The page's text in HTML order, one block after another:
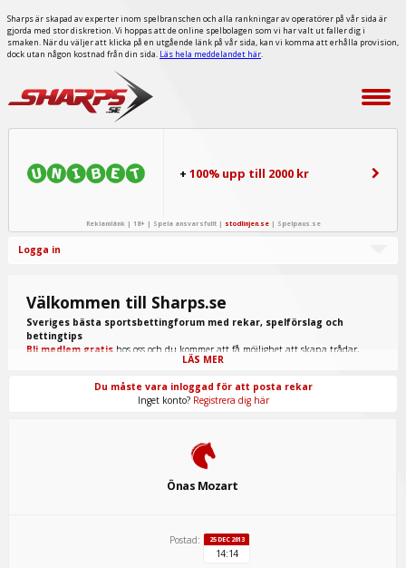
Sharps är skapad av experter inom spelbranschen och alla rankningar av operatörer på vår sida är
gjorda med stor diskretion. Vi hoppas att de online spelbolagen som vi har valt ut faller dig i
smaken. När du väljer att klicka på en utgående länk på vår sida, kan vi komma att erhålla provision,
dock utan någon kostnad från din sida. Läs hela meddelandet här.
+100% upp till 2000 kr
Reklamlänk | 18+ | Spela ansvarsfullt | stodlinjen.se| Spelpaus.se
Logga in
Välkommen till Sharps.se
Sveriges bästa sportsbettingforum med rekar, spelförslag och
bettingtips
Bli medlem gratis hos oss och du kommer att få möjlighet att skapa trådar,
skriva inlägg, ta del av spel från "procappers" och mycket annat.
LÄS MER
Du måste vara inloggad för att posta rekar
Inget konto? Registrera dig här
Önas Mozart
Postad: 25 DEC 2013
14:14